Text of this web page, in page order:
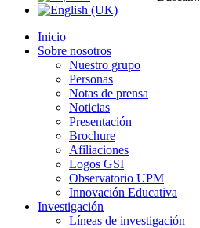
Inicio
Sobre nosotros
Nuestro grupo
Personas
Notas de prensa
Noticias
Presentación
Brochure
Afiliaciones
Logos GSI
Observatorio UPM
Innovación Educativa
Investigación
Líneas de investigación